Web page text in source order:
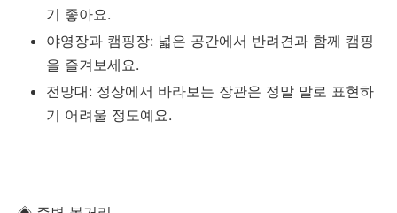
기 좋아요.
야영장과 캠핑장: 넓은 공간에서 반려견과 함께 캠핑
을 즐겨보세요.
전망대: 정상에서 바라보는 장관은 정말 말로 표현하
기 어려울 정도예요.